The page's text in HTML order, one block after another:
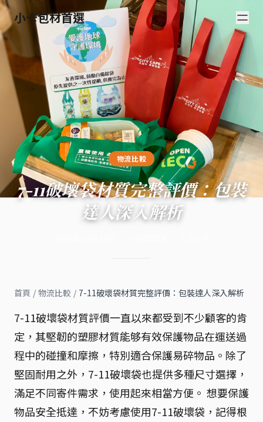
小卡包材首選
物流比較
7-11破壞袋材質完整評價：包裝
達人深入解析
首頁 / 物流比較 / 7-11破壞袋材質完整評價：包裝達人深入解析
7-11破壞袋材質評價一直以來都受到不少顧客的肯
定，其堅韌的塑膠材質能够有效保護物品在運送過
程中的碰撞和摩擦，特別適合保護易碎物品。除了
堅固耐用之外，7-11破壞袋也提供多種尺寸選擇，
滿足不同寄件需求，使用起來相當方便。 想要保護
物品安全抵達，不妨考慮使用7-11破壞袋，記得根